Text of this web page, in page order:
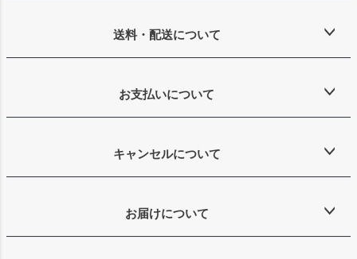
送料・配送について
お支払いについて
キャンセルについて
お届けについて